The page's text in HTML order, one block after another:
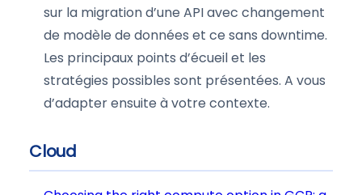
sur la migration d’une API avec changement
de modèle de données et ce sans downtime.
Les principaux points d’écueil et les
stratégies possibles sont présentées. A vous
d’adapter ensuite à votre contexte.
Cloud